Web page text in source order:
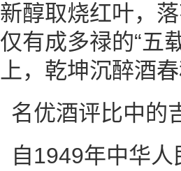
新醇取烧红叶，
仅有成多禄的“五
上，乾坤沉醉酒春
名优酒评比中的
自1949年中华